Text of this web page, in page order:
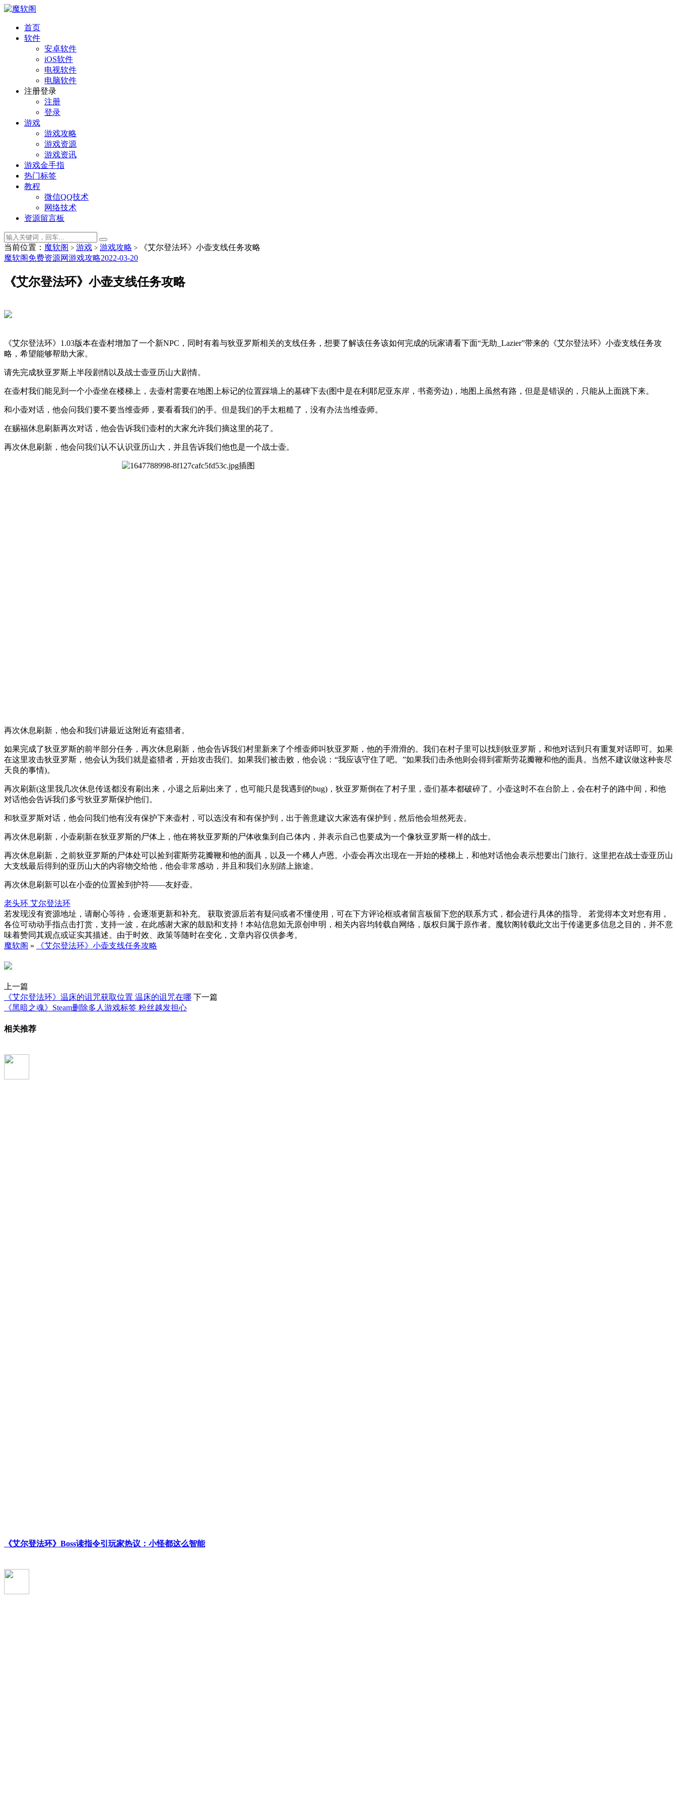
首页
软件
安卓软件
iOS软件
电视软件
电脑软件
注册登录
注册
登录
游戏
游戏攻略
游戏资源
游戏资讯
游戏金手指
热门标签
教程
微信QQ技术
网络技术
资源留言板
当前位置： 魔软阁 > 游戏 > 游戏攻略 > 《艾尔登法环》小壶支线任务攻略
魔软阁免费资源网游戏攻略2022-03-20
《艾尔登法环》小壶支线任务攻略
《艾尔登法环》1.03版本在壶村增加了一个新NPC，同时有着与狄亚罗斯相关的支线任务，想要了解该任务该如何完成的玩家请看下面“无助_Lazier”带来的《艾尔登法环》小壶支线任务攻
略，希望能够帮助大家。
请先完成狄亚罗斯上半段剧情以及战士壶亚历山大剧情。
在壶村我们能见到一个小壶坐在楼梯上，去壶村需要在地图上标记的位置踩墙上的墓碑下去(图中是在利耶尼亚东岸，书斋旁边)，地图上虽然有路，但是是错误的，只能从上面跳下来。
和小壶对话，他会问我们要不要当维壶师，要看看我们的手。但是我们的手太粗糙了，没有办法当维壶师。
在赐福休息刷新再次对话，他会告诉我们壶村的大家允许我们摘这里的花了。
再次休息刷新，他会问我们认不认识亚历山大，并且告诉我们他也是一个战士壶。
再次休息刷新，他会和我们讲最近这附近有盗猎者。
如果完成了狄亚罗斯的前半部分任务，再次休息刷新，他会告诉我们村里新来了个维壶师叫狄亚罗斯，他的手滑滑的。我们在村子里可以找到狄亚罗斯，和他对话到只有重复对话即可。如果
在这里攻击狄亚罗斯，他会认为我们就是盗猎者，开始攻击我们。如果我们被击败，他会说：“我应该守住了吧。”如果我们击杀他则会得到霍斯劳花瓣鞭和他的面具。当然不建议做这种丧尽
天良的事情)。
再次刷新(这里我几次休息传送都没有刷出来，小退之后刷出来了，也可能只是我遇到的bug)，狄亚罗斯倒在了村子里，壶们基本都破碎了。小壶这时不在台阶上，会在村子的路中间，和他
对话他会告诉我们多亏狄亚罗斯保护他们。
和狄亚罗斯对话，他会问我们他有没有保护下来壶村，可以选没有和有保护到，出于善意建议大家选有保护到，然后他会坦然死去。
再次休息刷新，小壶刷新在狄亚罗斯的尸体上，他在将狄亚罗斯的尸体收集到自己体内，并表示自己也要成为一个像狄亚罗斯一样的战士。
再次休息刷新，之前狄亚罗斯的尸体处可以捡到霍斯劳花瓣鞭和他的面具，以及一个稀人卢恩。小壶会再次出现在一开始的楼梯上，和他对话他会表示想要出门旅行。这里把在战士壶亚历山
大支线最后得到的亚历山大的内容物交给他，他会非常感动，并且和我们永别踏上旅途。
再次休息刷新可以在小壶的位置捡到护符——友好壶。
老头环 艾尔登法环
若发现没有资源地址，请耐心等待，会逐渐更新和补充。 获取资源后若有疑问或者不懂使用，可在下方评论框或者留言板留下您的联系方式，都会进行具体的指导。 若觉得本文对您有用，
各位可动动手指点击打赏，支持一波，在此感谢大家的鼓励和支持！本站信息如无原创申明，相关内容均转载自网络，版权归属于原作者。魔软阁转载此文出于传递更多信息之目的，并不意
味着赞同其观点或证实其描述。由于时效、政策等随时在变化，文章内容仅供参考。
魔软阁 » 《艾尔登法环》小壶支线任务攻略
上一篇
《艾尔登法环》温床的诅咒获取位置 温床的诅咒在哪 下一篇
《黑暗之魂》Steam删除多人游戏标签 粉丝越发担心
相关推荐
《艾尔登法环》Boss读指令引玩家热议：小怪都这么智能